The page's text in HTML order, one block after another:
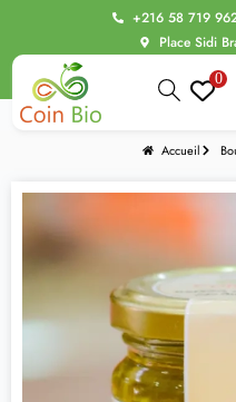
+216 58 719
Place Sidi
0
Accueil